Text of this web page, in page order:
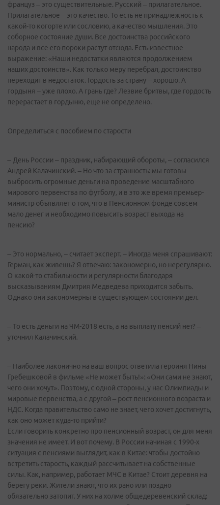
француз – это существительные. Русский – прилагательное.
Прилагательное – это качество. То есть не принадлежность к
какой-то когорте или сословию, а качество мышления. Это
соборное состояние души. Все достоинства российского
народа и все его пороки растут отсюда. Есть известное
выражение: «Наши недостатки являются продолжением
наших достоинств». Как только меру перебрал, достоинство
переходит в недостаток. Гордость за страну – хорошо. А
гордыня – уже плохо. А грань где? Лезвие бритвы, где гордость
перерастает в гордыню, еще не определено.
Определиться с пособием по старости
– День России – праздник, набирающий обороты, – согласился
Андрей Калачинский. – Но что за странность: мы готовы
выбросить огромные деньги на проведение масштабного
мирового первенства по футболу, и в это же время премьер-
министр объявляет о том, что в Пенсионном фонде совсем
мало денег и необходимо повысить возраст выхода на
пенсию?
– Это нормально, – считает эксперт. – Иногда меня спрашивают:
Герман, как живешь? Я отвечаю: закономерно, но нерегулярно.
О какой-то стабильности и регулярности благодаря
высказываниям Дмитрия Медведева приходится забыть.
Однако они закономерны в существующем состоянии дел.
– То есть деньги на ЧМ-2018 есть, а на выплату пенсий нет? –
уточнил Калачинский.
– Наиболее лаконично на ваш вопрос ответила героиня Нины
Гребешковой в фильме «Не может быть!»: «Они сами не знают,
чего они хочут». Поэтому, с одной стороны, у нас Олимпиады и
мировые первенства, а с другой – рост пенсионного возраста и
НДС. Когда правительство само не знает, чего хочет достигнуть,
как оно может куда-то прийти?
Если говорить конкретно про пенсионный возраст, он для меня
значения не имеет. И вот почему. В России начиная с 1990-х
ситуация с пенсиями выглядит, как в Китае: чтобы достойно
встретить старость, каждый рассчитывает на собственные
силы. Как, например, работает МЧС в Китае? Стоит деревня на
берегу реки. Жители знают, что их рано или поздно
обязательно затопит. У них на холме общедеревенский склад: